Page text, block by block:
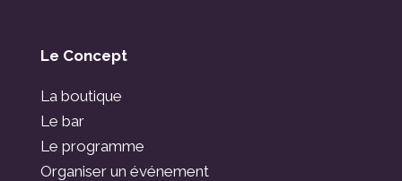
Le Concept
La boutique
Le bar
Le programme
Organiser un événement